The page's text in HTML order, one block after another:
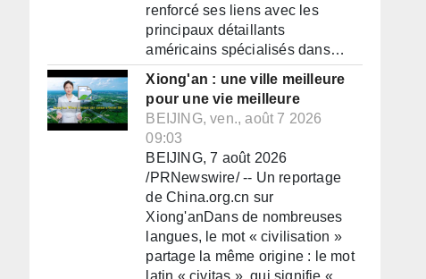
renforcé ses liens avec les
principaux détaillants
américains spécialisés dans…
Xiong'an : une ville meilleure
pour une vie meilleure
BEIJING, ven., août 7 2026
09:03
BEIJING, 7 août 2026
/PRNewswire/ -- Un reportage
de China.org.cn sur
Xiong'anDans de nombreuses
langues, le mot « civilisation »
partage la même origine : le mot
latin « civitas », qui signifie «…